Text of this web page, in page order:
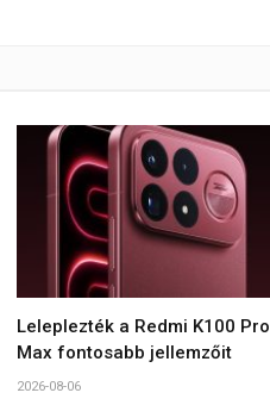
Leleplezték a Redmi K100 Pro
Max fontosabb jellemzőit
2026-08-06